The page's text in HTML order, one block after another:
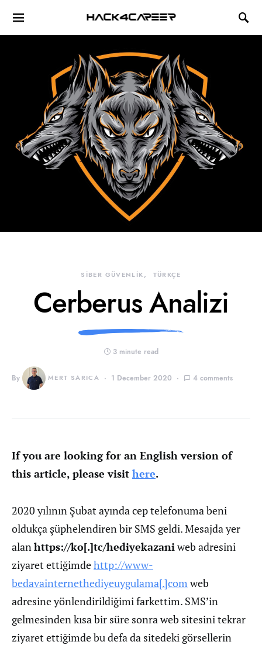
Hack4Career
SİBER GÜVENLİK TÜRKÇE
Cerberus Analizi
3 minute read
By MERT SARICA 1 December 2020 4 comments
If you are looking for an English version of
this article, please visit here.
2020 yılının Şubat ayında cep telefonuma beni
oldukça şüphelendiren bir SMS geldi. Mesajda yer
alanhttps://ko[.]tc/hediyekazaniweb adresini
ziyaret ettiğimdehttp://www-
bedavainternethediyeuygulama[.]com web
adresine yönlendirildiğimi farkettim. SMS’in
gelmesinden kısa bir süre sonra web sitesini tekrar
ziyaret ettiğimde bu defa da sitedeki görsellerin